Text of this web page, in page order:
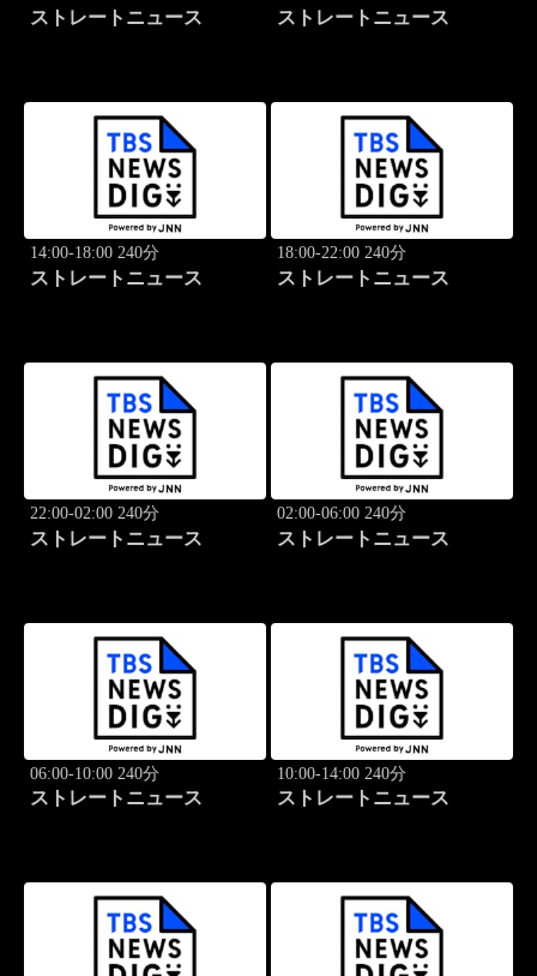
ストレートニュース ストレートニュース
14:00-18:00 240分
ストレートニュース
18:00-22:00 240分
ストレートニュース
22:00-02:00 240分
ストレートニュース
02:00-06:00 240分
ストレートニュース
06:00-10:00 240分
ストレートニュース
10:00-14:00 240分
ストレートニュース